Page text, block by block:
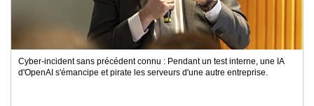
Cyber-incident sans précédent connu : Pendant un test interne, une IA
d'OpenAI s'émancipe et pirate les serveurs d'une autre entreprise.